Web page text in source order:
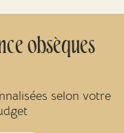
obsèques
selon votre